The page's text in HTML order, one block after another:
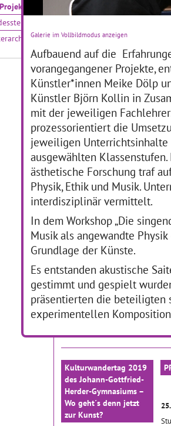
Galerie im Vollbildmodus anzeigen
Aufbauend auf die
vorangegangener Projekte,
Künstler*innen Meike Dölp
Künstler Björn Kollin in
mit der jeweiligen
prozessorientiert die
jeweiligen Unterrichtsinhalte
ausgewählten
ästhetische Forschung traf
Physik, Ethik und Musik.
interdisziplinär vermittelt.
In dem Workshop „Die
Musik als angewandte
Grundlage der Künste.
Es entstanden akustische
gestimmt und gespielt
präsentierten die beteiligten
experimentellen
Projekte
28.10.2019–01.11.2019
Schüler*innen der
Reinhold-Burger-Schule
erstellen zusammen mit der
Künstlerin Heidrun
Schramm einen Audioguide
zum Thema "Groß-Werden"
in Pankow.… mehr
In
„HundKindRübeWasser.“
Foto: Katharina Stahlhoven
05.08.2019–30.09.2019
Teilprojekt „HundKindRübe,
Wasser.“der Kita
Goethestraße
innerhalbUrbane Botanik 2:
Die essbare Stadt im
Projektzeitraum: 8/2019 bis
8/2020 gefördert durch den
… mehr
Kulturwandertag 2019
des Johann-Gottfried-
Herder-Gymnasiums –
Wo geht´s denn jetzt
zur Kunst?